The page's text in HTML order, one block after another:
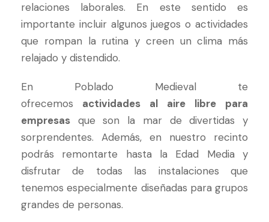
relaciones laborales. En este sentido es
importante incluir algunos juegos o actividades
que rompan la rutina y creen un clima más
relajado y distendido.
En Poblado Medieval te
ofrecemos actividades al aire libre para
empresas que son la mar de divertidas y
sorprendentes. Además, en nuestro recinto
podrás remontarte hasta la Edad Media y
disfrutar de todas las instalaciones que
tenemos especialmente diseñadas para grupos
grandes de personas.